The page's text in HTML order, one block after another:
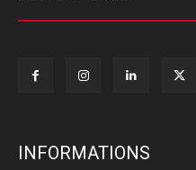
INFORMATIONS